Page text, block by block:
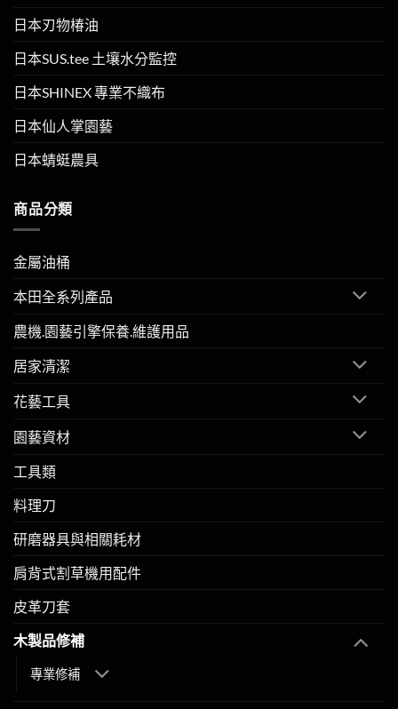
日本刃物椿油
日本SUS.tee 土壤水分監控
日本SHINEX 專業不織布
日本仙人掌園藝
日本蜻蜓農具
商品分類
金屬油桶
本田全系列產品
農機.園藝引擎保養.維護用品
居家清潔
花藝工具
園藝資材
工具類
料理刀
研磨器具與相關耗材
肩背式割草機用配件
皮革刀套
木製品修補
專業修補